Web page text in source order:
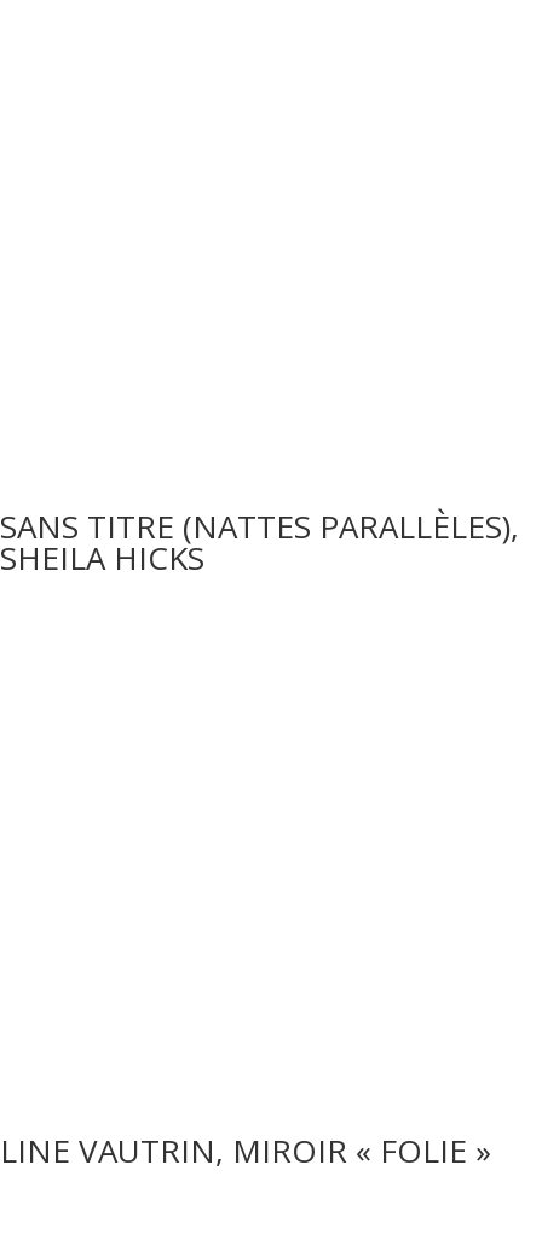
SANS TITRE (NATTES PARALLÈLES),
SHEILA HICKS
LINE VAUTRIN, MIROIR « FOLIE »